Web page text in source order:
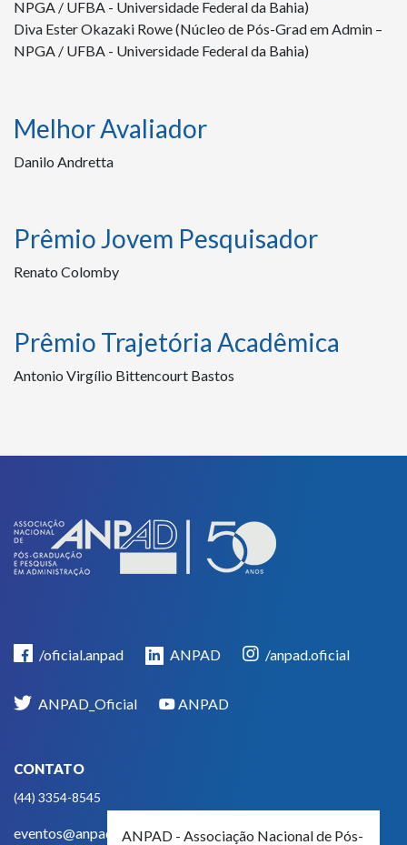
NPGA / UFBA - Universidade Federal da Bahia)
Diva Ester Okazaki Rowe (Núcleo de Pós-Grad em Admin –
NPGA / UFBA - Universidade Federal da Bahia)
Melhor Avaliador
Danilo Andretta
Prêmio Jovem Pesquisador
Renato Colomby
Prêmio Trajetória Acadêmica
Antonio Virgílio Bittencourt Bastos
/oficial.anpad ANPAD /anpad.oficial
ANPAD_Oficial ANPAD
CONTATO
(44) 3354-8545
eventos@anpad.org.brANPAD - Associação Nacional de Pós-